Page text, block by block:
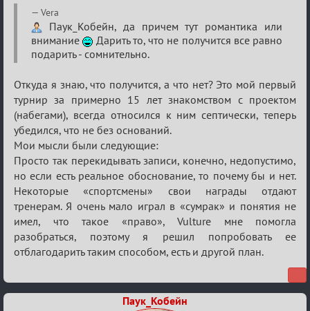
Re:
Обуждение
«Universal»
Vera
Паук_Кобейн, да причем тут романтика или
внимание
Дарить то, что не получится все равно
подарить - сомнительно.
Откуда я знаю, что получится, а что нет? Это мой первый
турнир за примерно 15 лет знакомством с проектом
(набегами), всегда относился к ним септически, теперь
убедился, что не без оснований.
Мои мысли были следующие:
Просто так перекидывать записи, конечно, недопустимо,
но если есть реальное обоснование, то почему бы и нет.
Некоторые «спортсмены» свои награды отдают
тренерам. Я очень мало играл в «сумрак» и понятия не
имел, что такое «право», Vulture мне помогла
разобраться, поэтому я решил попробовать ее
отблагодарить таким способом, есть и другой план.
Паук_Кобейн